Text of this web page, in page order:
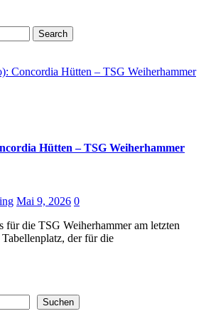
Search
Concordia Hütten – TSG Weiherhammer
Hütten – TSG Weiherhammer
Mai 9, 2026 0
für die TSG Weiherhammer am letzten
der für die
Suchen